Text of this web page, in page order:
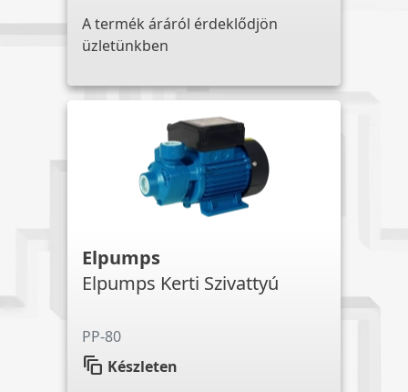
A termék áráról érdeklődjön
üzletünkben
Elpumps
Elpumps Kerti Szivattyú
PP-80
auto_awesome_motion Készleten